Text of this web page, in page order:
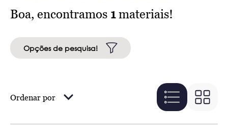
Boa, encontramos 1materiais!
Opções de pesquisa!
Ordenar por